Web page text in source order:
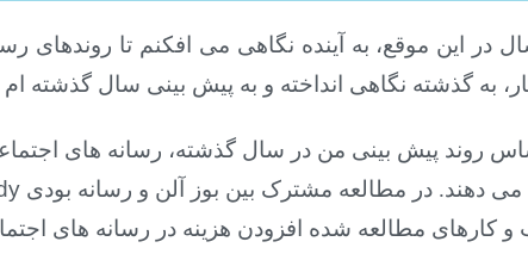
در این موقع، به آینده نگاهی می افکنم تا
به گذشته نگاهی انداخته و به پیش بینی سال گذشته ام
روند پیش بینی من در سال گذشته، رسانه های
می دهند. در مطالعه مشترک بین بوز آلن و رسانه بودی